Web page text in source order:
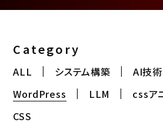
Category
ALL システム構築
AI技術
WordPress
LLM
cssア
CSS